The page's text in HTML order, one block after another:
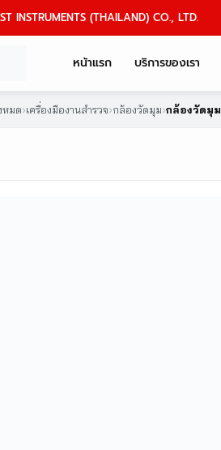
INSTRUMENTS (THAILAND) CO., LTD.
หน้าแรก บริการของเรา
หมด›เครื่องมืองานสำรวจ›กล้องวัดมุม›กล้องวัดมุม